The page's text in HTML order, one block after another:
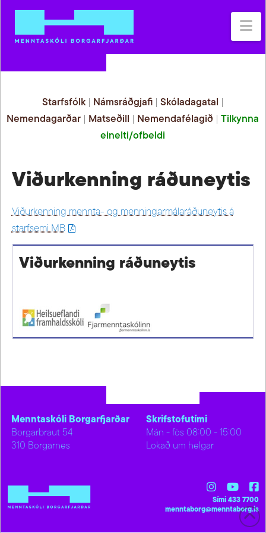
Starfsfólk| Námsráðgjafi| Skóladagatal
Nemendagarðar
Matseðill Nemendafélagið |Tilkynna
einelti/ofbeldi
Viðurkenning ráðuneytis
Viðurkenning mennta- og menningarmálaráðuneytis á
starfsemi MB
Viðurkenning ráðuneytis
Menntaskóli Borgarfjarðar
Borgarbraut 54
310 Borgarnes
Skrifstofutími
Mán - fös 08:00 - 15:00
Lokað um helgar
Sími 433 7700
menntaborg@menntaborg.is